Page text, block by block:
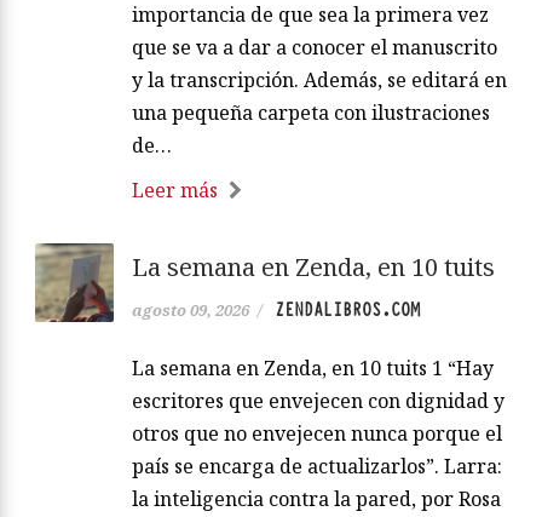
importancia de que sea la primera vez
que se va a dar a conocer el manuscrito
y la transcripción. Además, se editará en
una pequeña carpeta con ilustraciones
de…
Leer más
La semana en Zenda, en 10 tuits
agosto 09, 2026 / ZENDALIBROS.COM
La semana en Zenda, en 10 tuits 1 “Hay
escritores que envejecen con dignidad y
otros que no envejecen nunca porque el
país se encarga de actualizarlos”. Larra:
la inteligencia contra la pared, por Rosa